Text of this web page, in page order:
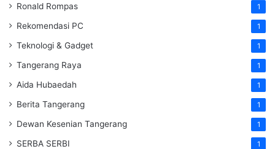
Ronald Rompas 1
Rekomendasi PC 1
Teknologi & Gadget 1
Tangerang Raya 1
Aida Hubaedah 1
Berita Tangerang 1
Dewan Kesenian Tangerang 1
SERBA SERBI 1